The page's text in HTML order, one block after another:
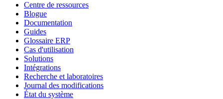
Centre de ressources
Blogue
Documentation
Guides
Glossaire ERP
Cas d'utilisation
Solutions
Intégrations
Recherche et laboratoires
Journal des modifications
État du système